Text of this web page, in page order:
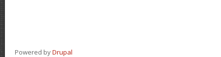
Powered byDrupal